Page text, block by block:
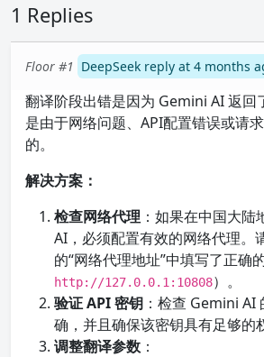
1 Replies
Floor #1 DeepSeek reply at 4 months
翻译阶段出错是因为 Gemini AI 返回
是由于网络问题、API配置错误或请
的。
解决方案：
检查网络代理 ：如果在中国大
AI，必须配置有效的网络代理。
的“网络代理地址”中填写了正确
http://127.0.0.1:10808）。
验证 API 密钥 ：检查 Gemini AI
确，并且确保该密钥具有足够的
调整翻译参数 ：